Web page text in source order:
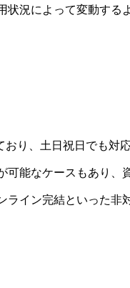
況によって変動する
り、土日祝日でも対
能なケースもあり、
イン完結といった非